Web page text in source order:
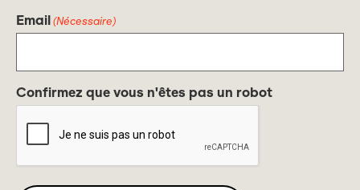
Email(Nécessaire)
Confirmez que vous n'êtes pas un robot